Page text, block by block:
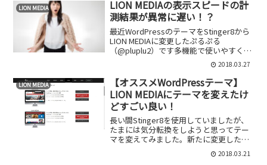
人とは少しでも違う...
LION MEDIA
LION MEDIAの表示スピードの計
測結果が異常に遅い！？
最近WordPressのテーマをStinger8から
LION MEDIAに変更したぷるぷる
（@pluplu2）です多機能で使いやすくお
しゃれなLION MEDIAですが、表示スピー
ドの計測結果に少し問題点が・・・表示
スピードについて実際のデ...
2018.03.27
LION MEDIA
【オススメWordPressテーマ】
LION MEDIAにテーマを変えたけ
どすごい良い！
長い間Stinger8を使用していましたが、
たまには気分転換をしようと思ってテー
マを変えてみました。新たに変更したテ
ーマは、「LION MEDIA」です！このLION
MEDIAは比較的新しく出てきたテーマで
2018.03.21